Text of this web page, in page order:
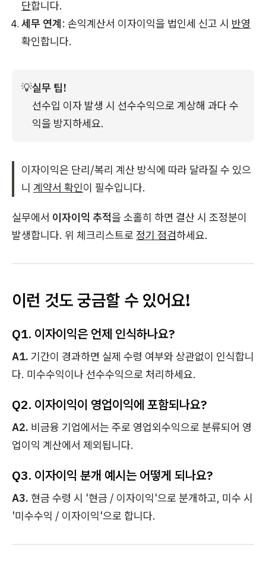
단합니다.
세무 연계: 손익계산서 이자이익을 법인세 신고 시 반영
확인합니다.
💡실무 팁!
선수입 이자 발생 시 선수수익으로 계상해 과다 수
익을 방지하세요.
이자이익은 단리/복리 계산 방식에 따라 달라질 수 있으
니 계약서 확인이 필수입니다.
실무에서 이자이익 추적을 소홀히 하면 결산 시 조정분이
발생합니다. 위 체크리스트로 정기 점검하세요.
이런 것도 궁금할 수 있어요!
Q1. 이자이익은 언제 인식하나요?
A1. 기간이 경과하면 실제 수령 여부와 상관없이 인식합니
다. 미수수익이나 선수수익으로 처리하세요.
Q2. 이자이익이 영업이익에 포함되나요?
A2. 비금융 기업에서는 주로 영업외수익으로 분류되어 영
업이익 계산에서 제외됩니다.
Q3. 이자이익 분개 예시는 어떻게 되나요?
A3. 현금 수령 시 '현금 / 이자이익'으로 분개하고, 미수 시
'미수수익 / 이자이익'으로 합니다.